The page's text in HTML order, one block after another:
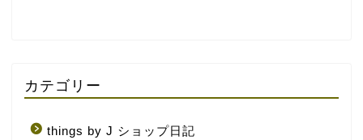
カテゴリー
things by J ショップ日記